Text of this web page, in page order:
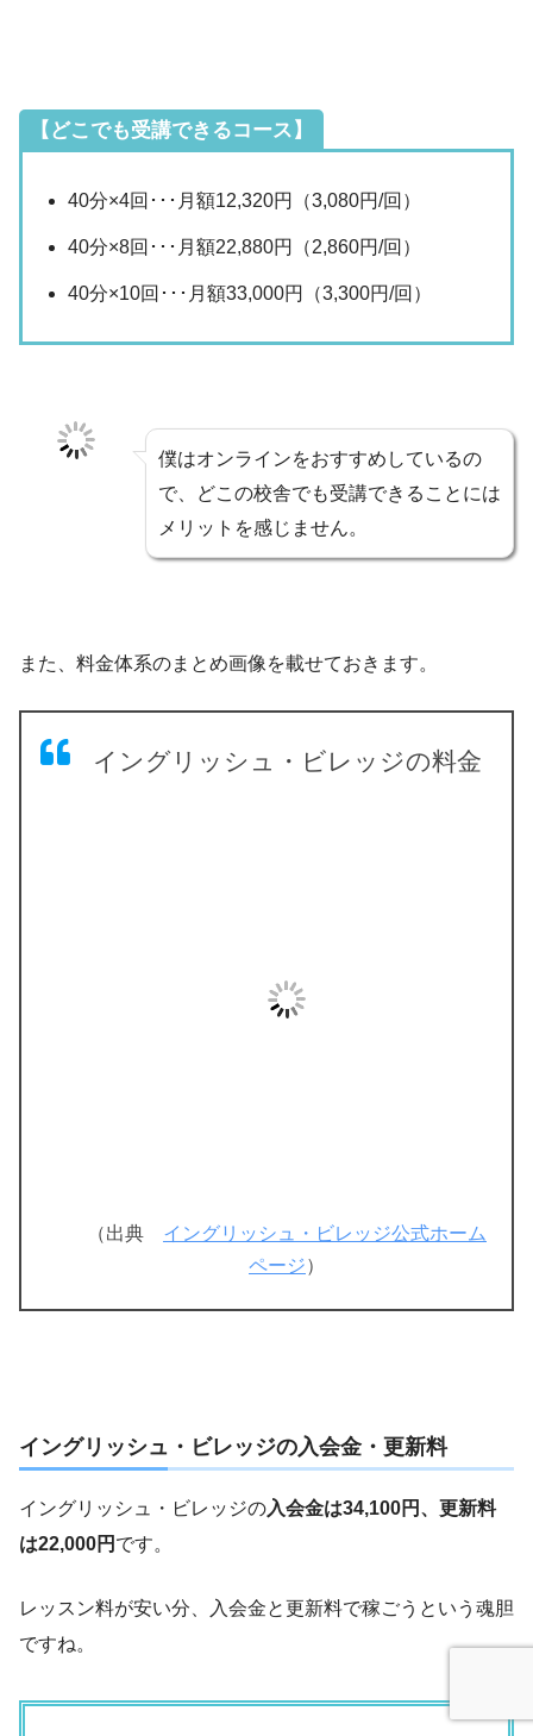
【どこでも受講できるコース】
40分×4回･･･月額12,320円（3,080円/回）
40分×8回･･･月額22,880円（2,860円/回）
40分×10回･･･月額33,000円（3,300円/回）
僕はオンラインをおすすめしているの
で、どこの校舎でも受講できることには
メリットを感じません。
また、料金体系のまとめ画像を載せておきます。
イングリッシュ・ビレッジの料金
（出典 イングリッシュ・ビレッジ公式ホーム
ページ）
イングリッシュ・ビレッジの入会金・更新料
イングリッシュ・ビレッジの入会金は34,100円、更新料
は22,000円 です。
レッスン料が安い分、入会金と更新料で稼ごうという魂胆
ですね。